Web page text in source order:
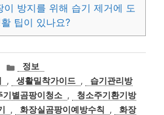
이 방지를 위해 습기 제거에 도
팁이 있나요?
카
테
고
리
정보
, 생활밀착가이드 ,
습기관리방
기별곰팡이청소 ,
청소주기환기방
, 화장실곰팡이예방수칙 ,
화장